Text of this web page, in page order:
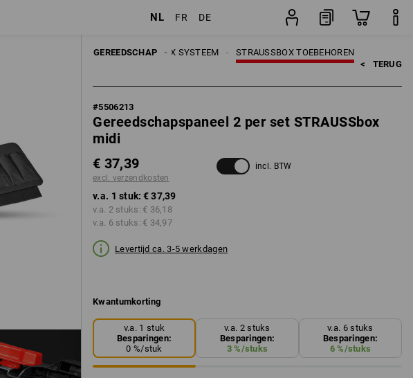
NL FR DE
GEREEDSCHAP STRAUSSBOX TOEBEHOREN
STRAUSSBOX SYSTEEM
HANDGEREEDSCHAPPEN
< TERUG
#5506213
Gereedschapspaneel 2 per set STRAUSSbox
midi
€ 37,39
excl. verzendkosten
incl. BTW
v.a. 1 stuk: € 37,39
v.a. 2 stuks: € 36,18
v.a. 6 stuks: € 34,97
Levertijd ca. 3-5 werkdagen
Kwantumkorting
v.a. 1 stuk
Besparingen:
0 %/stuk
v.a. 2 stuks
Besparingen:
3%/stuks
v.a. 6 stuks
Besparingen:
6%/stuks